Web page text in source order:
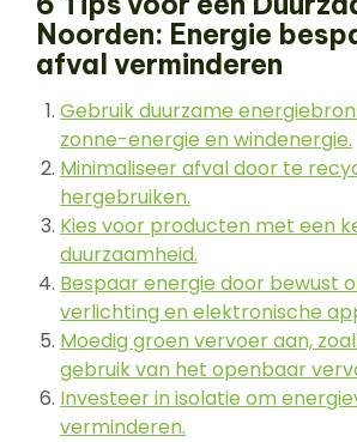
Noorden: Energie
afval verminderen
Gebruik duurzame
zonne-energie en windenergie.
Minimaliseer afval door te
hergebruiken.
Kies voor producten met een
duurzaamheid.
Bespaar energie door bewust
verlichting en elektronische
Moedig groen vervoer aan,
gebruik van het openbaar
Investeer in isolatie om
verminderen.